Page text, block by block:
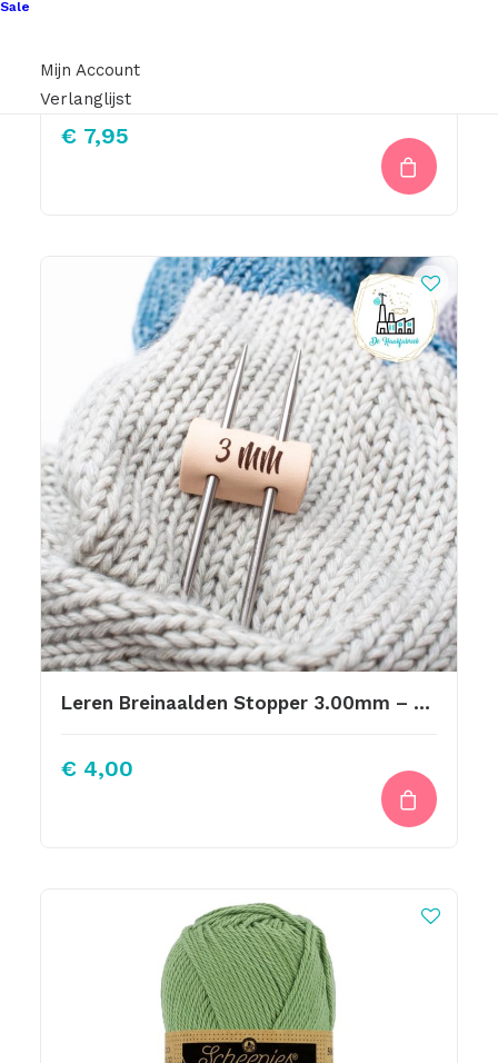
Sale
Mijn Account
Verlanglijst
€ 7,95
Leren Breinaalden Stopper 3.00mm – 3,50mm
€ 4,00